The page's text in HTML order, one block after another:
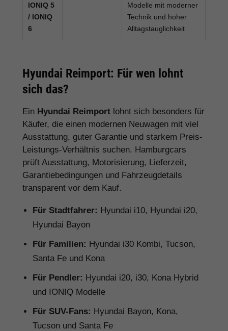
IONIQ 5
/ IONIQ
6
Modelle mit moderner
Technik und hoher
Alltagstauglichkeit
Hyundai Reimport: Für wen lohnt
sich das?
Ein Hyundai Reimport lohnt sich besonders für
Käufer, die einen modernen Neuwagen mit viel
Ausstattung, guter Garantie und starkem Preis-
Leistungs-Verhältnis suchen. Hamburgcars
prüft Ausstattung, Motorisierung, Lieferzeit,
Garantiebedingungen und Fahrzeugdetails
transparent vor dem Kauf.
Für Stadtfahrer: Hyundai i10, Hyundai i20,
Hyundai Bayon
Für Familien: Hyundai i30 Kombi, Tucson,
Santa Fe und Kona
Für Pendler: Hyundai i20, i30, Kona Hybrid
und IONIQ Modelle
Für SUV-Fans: Hyundai Bayon, Kona,
Tucson und Santa Fe